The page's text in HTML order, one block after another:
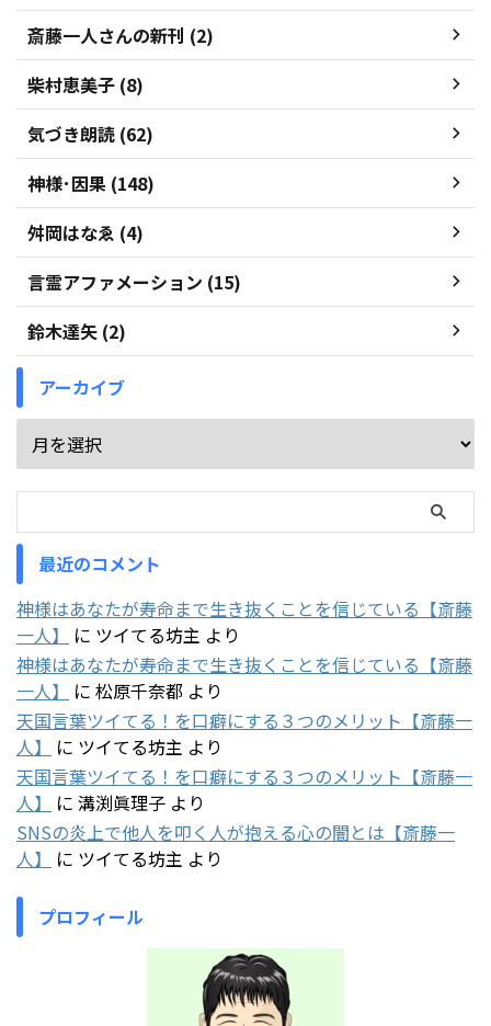
斎藤一人さんの新刊 (2)
柴村恵美子 (8)
気づき朗読 (62)
神様･因果 (148)
舛岡はなゑ (4)
言霊アファメーション (15)
鈴木達矢 (2)
アーカイブ
最近のコメント
神様はあなたが寿命まで生き抜くことを信じている【斎藤
一人】
に ツイてる坊主 より
神様はあなたが寿命まで生き抜くことを信じている【斎藤
一人】
に 松原千奈都 より
天国言葉ツイてる！を口癖にする３つのメリット【斎藤一
人】
に ツイてる坊主 より
天国言葉ツイてる！を口癖にする３つのメリット【斎藤一
人】
に 溝渕眞理子 より
SNSの炎上で他人を叩く人が抱える心の闇とは【斎藤一
人】
に ツイてる坊主 より
プロフィール